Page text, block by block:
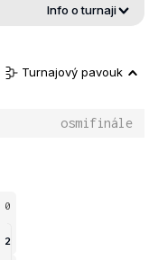
Info o turnaji
Turnajový pavouk
osmifinále
0
2